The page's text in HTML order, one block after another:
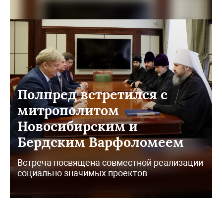
Полпред встретился с
митрополитом
Новосибирским и
Бердским Варфоломеем
Встреча посвящена совместной реализации
социально значимых проектов